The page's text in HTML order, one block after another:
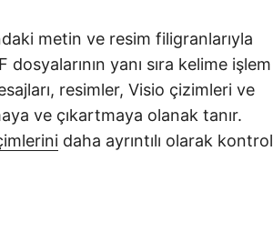
metin ve resim filigranlarıyla
yanı sıra kelime işlem
resimler, Visio çizimleri ve
ve çıkartmaya olanak tanır.
daha ayrıntılı olarak kontrol